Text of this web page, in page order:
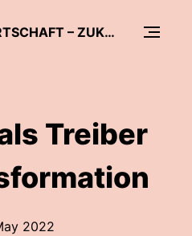
SO KLINGT WIRTSCHAFT – ZUKUNFTSTHEMEN FÜR UNTERNEHMEN
Treiber
2022